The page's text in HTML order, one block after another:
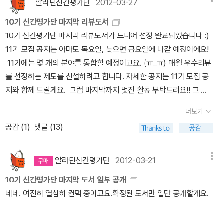
문제다. 누구나 승복할 수 있는 과학적이고 객관적인 척도는 없다. 19
98년 우리나라의 IMF 경제 위기와 2008년 미국의 금융 붕괴를 초
래한 성과주의에 누가 승복할 것인가? *상호이익이 언제나 정답인
가? 강 상류 지역에 밀집된 각종 음식점과 러브호텔 등의 업소에서
배출되는 폐수 때문에 강물이 심하게 오염된 결과, 강 하류 주민들이
막대한 수질오염 피해를 입고 있다. 강 하류 주민들에게 피해를 주지
않기 위해서는 강 상류의 업소들이 문을 닫거나 많은 비용을 투입해
서 폐수처리 시설을 설치하고 가동해야 한다. 그렇다면 이 폐수처리
비용을 누가 부담하는 것이 옳은가? 경제학자들은 무엇이라고 할까?
주민들이 자발적으로 타협하도록 유도할 것을 권고한다. 타협을 하다
보면 서로에게 이익되는 방향으로 문제를 해결하게 된다는 것이다.
이해 당사자 모두를 이롭게 함으로써 갈등을 원만하게 푸는 것이 정
의의 요체라는 주장이다. 이 경우의 정의를 상호이익으로서의 정의라
주세요. (리뷰 주소를 남기지 않을 경우 선정에서 제외됩니다.)3. 1
0기 신간평가단으로 활동하셨나요? (예/아니오)4. 경제경영/자기계
발 분야 파트장으로 지원하시겠습니까? (예/아니오) =========
======================================
======================================
======== 신청 기간 : 3월 30일~4월 15일지원하시기 전에 모
집 공지글을 꼭 읽어주세요. 타 분야와의 복수지원이 불가능합니다.
10기 경제경영/자기계발 분야 신간평가단은 이런 책들을 읽었습니
다. :)아래 도서들에 관심이 가신다면 경제경영/자기계발 분야에 지
알라딘신간평가단 2012-03-27
10기 신간평가단 마지막 리뷰도서
10기 신간평가단 마지막 리뷰도서가 드디어 선정 완료되었습니다 :)
11기 모집 공지는 아마도 목요일, 늦으면 금요일에 나갈 예정이에요!
11기에는 몇 개의 분야를 통합할 예정이고요. (ㅠ_ㅠ) 매월 우수리뷰
를 선정하는 제도를 신설하려고 합니다. 자세한 공지는 11기 모집 공
지와 함께 드릴게요. 그럼 마지막까지 멋진 활동 부탁드려요!! 그 동
도록 하겠습니다.감사합니다! 경제/경영일의 미래시장은 정의로운
가 실용/취미홈메이드 떡레시피팝업카드 만들기 유아/어린이/청
소년시골쥐와 감자튀김별이 된 소년 자기계발고전혁명우리는 어떻
게 설득 당하는가 에세이1인분 인생나는 알래스카에서 죽었다 소설
스노우맨옆 무덤의 남자 예술/대중문화나를 세우는 옛그림음악의 탄
더보기
공감 (1) 댓글 (13)
알라딘신간평가단 2012-03-21
10기 신간평가단 마지막 도서 일부 공개
네네. 여전히 열심히 컨택 중이고요.확정된 도서만 일단 공개할게요.